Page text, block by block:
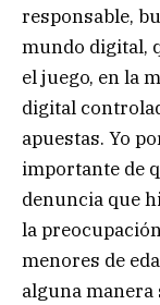
responsable,
mundo digital,
el juego, en la
digital
apuestas. Yo
importante de
denuncia que
la
menores de
alguna manera